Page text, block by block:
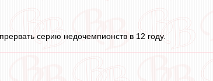
серию недочемпионств в 12 году.